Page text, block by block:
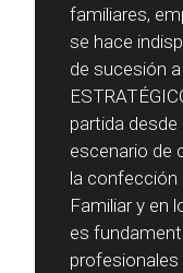
familiares,
se hace
de sucesión
partida
escenario de
la confección
Familiar y en
es
profesionales